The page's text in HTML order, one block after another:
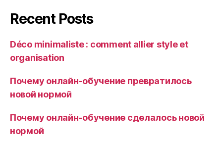
Recent Posts
Déco minimaliste : comment allier style et
organisation
Почему онлайн-обучение превратилось
новой нормой
Почему онлайн-обучение сделалось новой
нормой